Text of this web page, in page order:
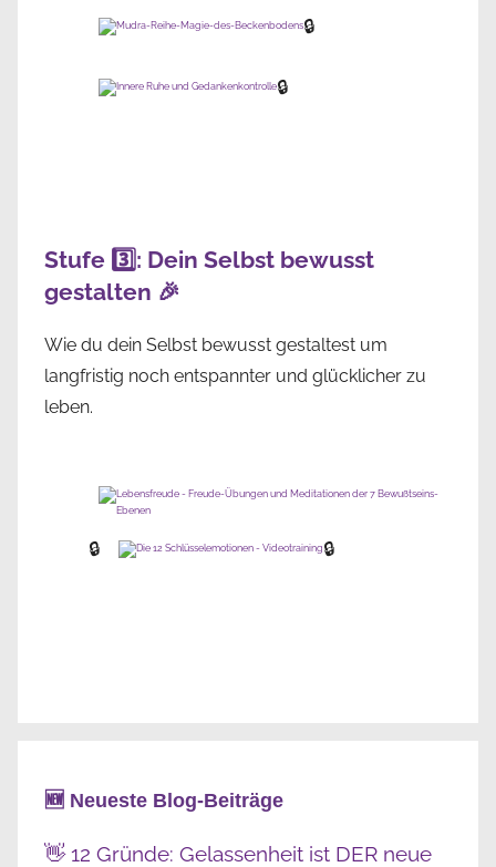
🔒
🔒
Stufe 3️⃣: Dein Selbst bewusst
gestalten 🎉
Wie du dein Selbst bewusst gestaltest um
langfristig noch entspannter und glücklicher zu
leben.
🔒 🔒
🆕 Neueste Blog-Beiträge
👋 12 Gründe: Gelassenheit ist DER neue